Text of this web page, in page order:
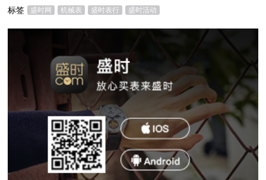
标签 盛时网 机械表 盛时表行 盛时活动